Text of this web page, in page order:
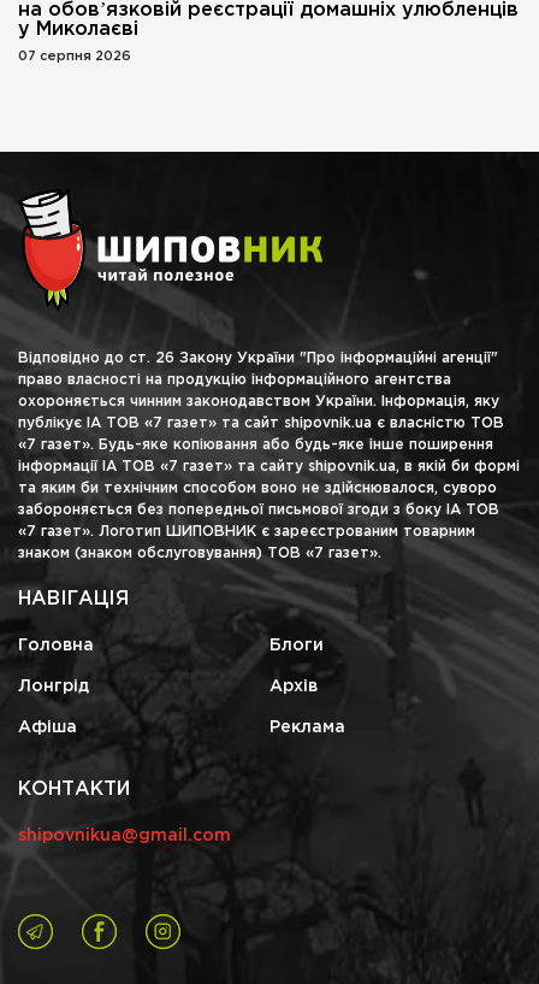
на обовʼязковій реєстрації домашніх улюбленців
у Миколаєві
07 серпня 2026
Відповідно до ст. 26 Закону України "Про інформаційні агенції"
право власності на продукцію інформаційного агентства
охороняється чинним законодавством України. Інформація, яку
публікує ІА ТОВ «7 газет» та сайт shipovnik.ua є власністю ТОВ
«7 газет». Будь-яке копіювання або будь-яке інше поширення
інформації ІА ТОВ «7 газет» та сайту shipovnik.ua, в якій би формі
та яким би технічним способом воно не здійснювалося, суворо
забороняється без попередньої письмової згоди з боку ІА ТОВ
«7 газет». Логотип ШИПОВНИК є зареєстрованим товарним
знаком (знаком обслуговування) ТОВ «7 газет».
НАВІГАЦІЯ
Головна Блоги
Лонгрід Архів
Афіша Реклама
КОНТАКТИ
shipovnikua@gmail.com